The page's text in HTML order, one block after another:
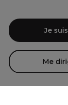
Je
Me
©
Spécialiste de la
large sélection de
l'esthétique autour
de beauté! Notre
qui sont à la
matériel esthétique